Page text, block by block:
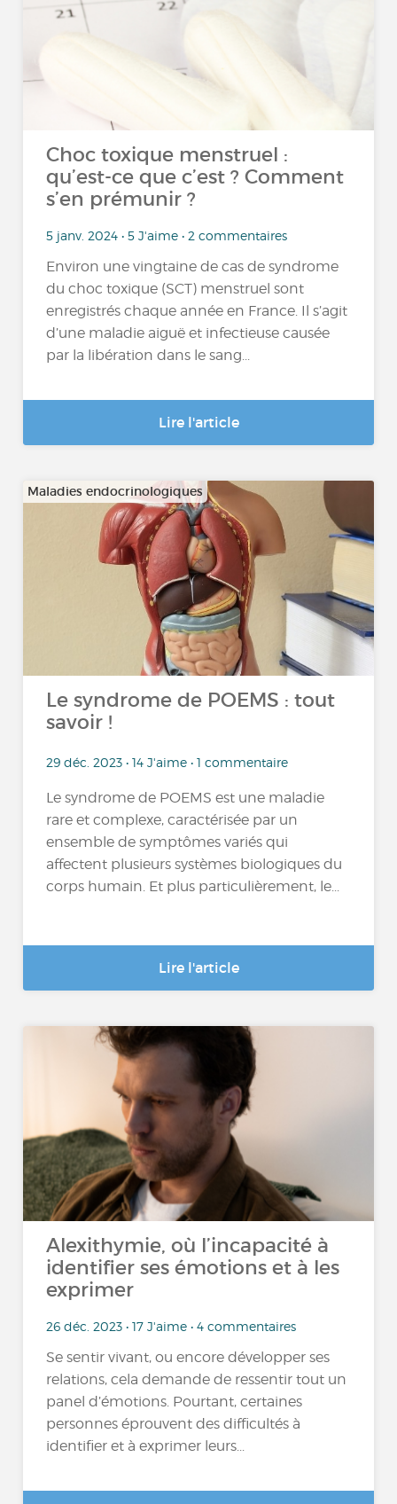
Choc toxique menstruel :
qu’est-ce que c’est ? Comment
s’en prémunir ?
5 janv. 2024 • 5 J'aime • 2 commentaires
Environ une vingtaine de cas de syndrome
du choc toxique (SCT) menstruel sont
enregistrés chaque année en France. Il s’agit
d’une maladie aiguë et infectieuse causée
par la libération dans le sang...
Lire l'article
Maladies endocrinologiques
Le syndrome de POEMS : tout
savoir !
29 déc. 2023 • 14 J'aime • 1 commentaire
Le syndrome de POEMS est une maladie
rare et complexe, caractérisée par un
ensemble de symptômes variés qui
affectent plusieurs systèmes biologiques du
corps humain. Et plus particulièrement, le...
Lire l'article
Alexithymie, où l’incapacité à
identifier ses émotions et à les
exprimer
26 déc. 2023 • 17 J'aime • 4 commentaires
Se sentir vivant, ou encore développer ses
relations, cela demande de ressentir tout un
panel d’émotions. Pourtant, certaines
personnes éprouvent des difficultés à
identifier et à exprimer leurs...